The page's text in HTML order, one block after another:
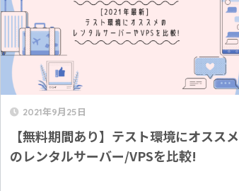
2021年9月25日
【無料期間あり】テスト環境にオススメ
のレンタルサーバー/VPSを比較!